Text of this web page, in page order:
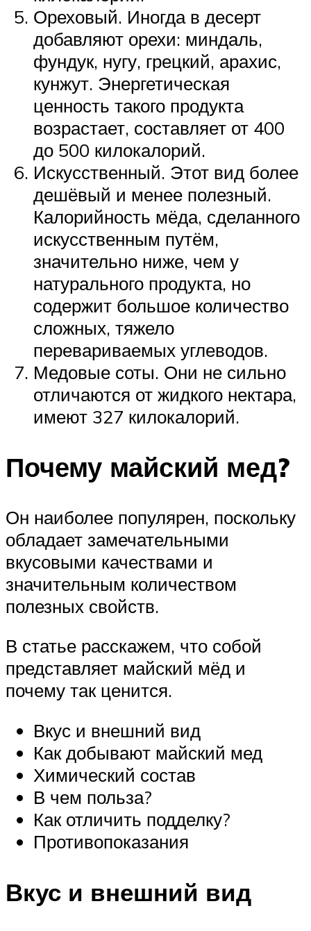
Ореховый. Иногда в десерт
добавляют орехи: миндаль,
фундук, нугу, грецкий, арахис,
кунжут. Энергетическая
ценность такого продукта
возрастает, составляет от 400
до 500 килокалорий.
Искусственный. Этот вид более
дешёвый и менее полезный.
Калорийность мёда, сделанного
искусственным путём,
значительно ниже, чем у
натурального продукта, но
содержит большое количество
сложных, тяжело
перевариваемых углеводов.
Медовые соты. Они не сильно
отличаются от жидкого нектара,
имеют 327 килокалорий.
Почему майский мед?
Он наиболее популярен, поскольку
обладает замечательными
вкусовыми качествами и
значительным количеством
полезных свойств.
В статье расскажем, что собой
представляет майский мёд и
почему так ценится.
Вкус и внешний вид
Как добывают майский мед
Химический состав
В чем польза?
Как отличить подделку?
Противопоказания
Вкус и внешний вид